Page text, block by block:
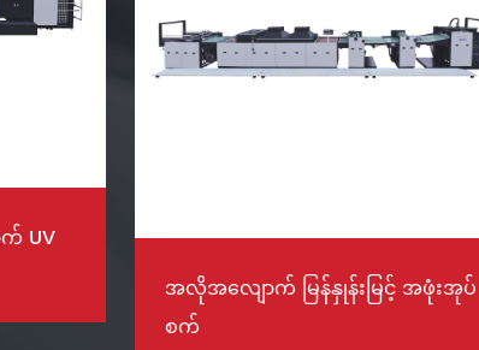
းအုပ်
အလိုအလျောက် Inline Coating စက်